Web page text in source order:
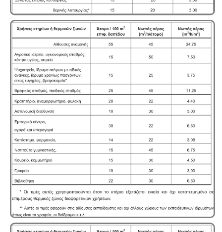
ενεργειακού πιστοποιητικού
Μελέτη και εγκατάσταση λιποσυλλέκτη -
Για τις
επιχειρήσεις μαζικής εστίασης, η χρήση λιποσυλλέκτη,
κατόπιν υγειονολογικής μελέτης, συμβατής με τα
πρότυπα DIN 1986-100α, EN 1825-1+2, DIN 4040-100 είναι
υποχρεωτική από την υγειονομική διάταξη Υ1γ / ΓΠ /
οικ. 47829 / 17.
Πυρασφάλεια - Πυροπροστασία -
Υφιστάμενες
επιχειρήσεις εκπαιδευτήριων, χώρων συνάθροισης
κοινού, γραφείων και εμπορικών
καταστημάτων οφείλουν να επανακαθορίσουν μέτρα
και μέσα πυροπροστασίας σύμφωνα με τις νέες
διατάξεις (ΠΥΔ 16/15, 3/15, 17/16 & /17).